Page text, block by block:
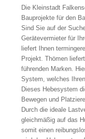
Die Kleinstadt
Bauprojekte für den
Sind Sie auf der
Gerätevermieter für
liefert Ihnen
Projekt. Thömen
führenden Marken.
System, welches
Dieses Hebesystem
Bewegen und
Durch die ideale
gleichmäßig auf das
somit einen